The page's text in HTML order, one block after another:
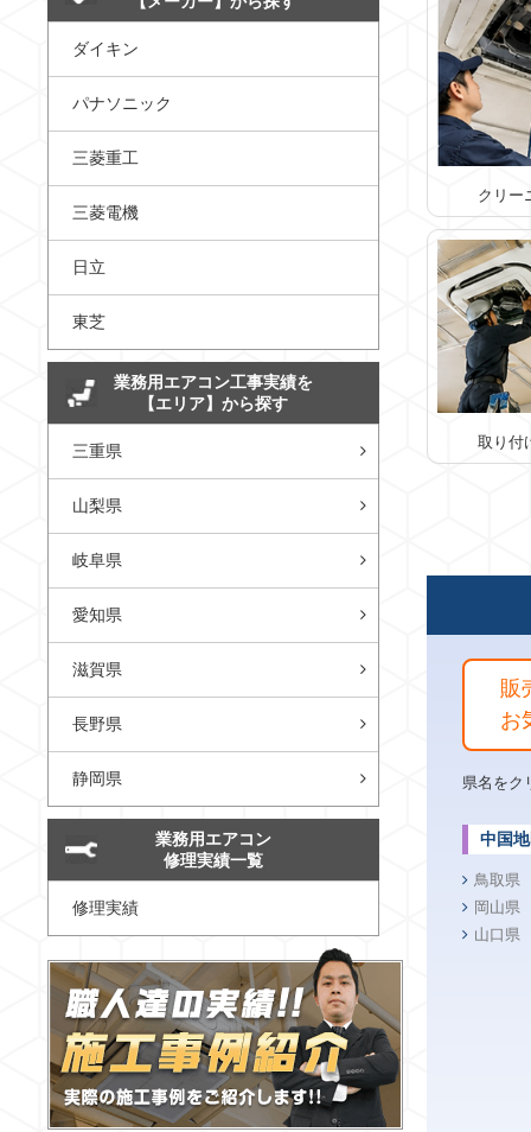
クリー
取り付
販
お
県名をク
中国
鳥取県
岡山県
山口県
ダイキン
パナソニック
三菱重工
三菱電機
日立
東芝
業務用エアコン工事実績を
【エリア】から探す
三重県
山梨県
岐阜県
愛知県
滋賀県
長野県
静岡県
業務用エアコン
修理実績一覧
修理実績